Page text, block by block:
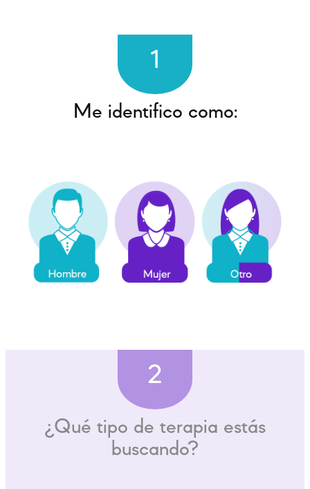
1
Me identifico como:
2
¿Qué tipo de terapia estás
buscando?